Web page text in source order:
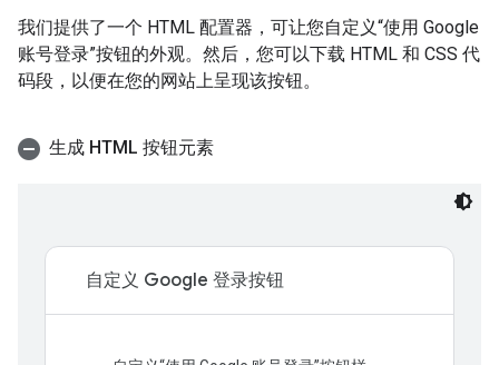
我们提供了一个 HTML 配置器，可让您自定义“使用 Google
账号登录”按钮的外观。然后，您可以下载 HTML 和 CSS 代
码段，以便在您的网站上呈现该按钮。
生成 HTML 按钮元素